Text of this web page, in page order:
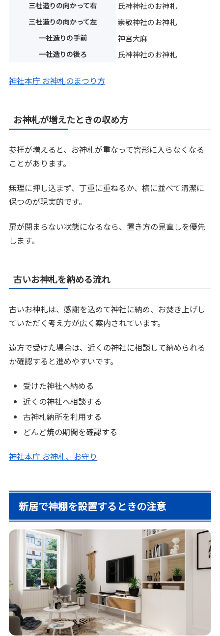
三社造りの向かって右 氏神神社のお神札
三社造りの向かって左 崇敬神社のお神札
一社造りの手前 神宮大麻
一社造りの後ろ 氏神神社のお神札
神社本庁 お神札のまつり方
お神札が増えたときの収め方
参拝が増えると、お神札が重なって宮形に入らなくなる
ことがあります。
無理に押し込まず、丁重に重ねるか、横に並べて清潔に
保つのが現実的です。
扉が閉まらない状態になるなら、置き方の見直しを優先
します。
古いお神札を納める流れ
古いお神札は、感謝を込めて神社に納め、お焚き上げし
ていただく考え方が広く案内されています。
遠方で受けた場合は、近くの神社に相談して納められる
か確認すると進めやすいです。
受けた神社へ納める
近くの神社へ相談する
古神札納所を利用する
どんど焼の期間を確認する
神社本庁 お神札、お守り
新居で神棚を設置するときの注意